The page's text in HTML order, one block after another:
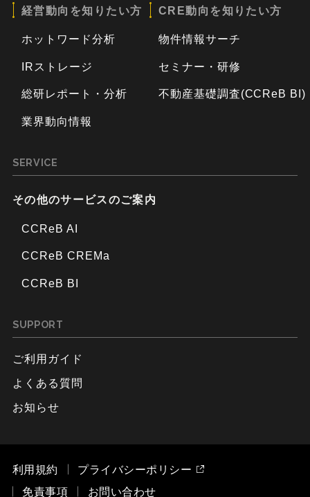
経営動向を知りたい方
ホットワード分析
IRストレージ
総研レポート・分析
業界動向情報
CRE動向を知りたい方
物件情報サーチ
セミナー・研修
不動産基礎調査(CCReB BI)
SERVICE
その他のサービスのご案内
CCReB AI
CCReB CREMa
CCReB BI
SUPPORT
ご利用ガイド
よくある質問
お知らせ
利用規約
プライバシーポリシー
免責事項
お問い合わせ